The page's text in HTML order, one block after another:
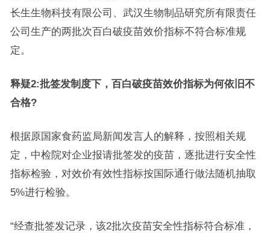
长生生物科技有限公司、武汉生物制品研究所有限责任
公司生产的两批次百白破疫苗效价指标不符合标准规
定。
释疑2:批签发制度下，百白破疫苗效价指标为何依旧不
合格?
根据原国家食药监局新闻发言人的解释，按照相关规
定，中检院对企业报请批签发的疫苗，逐批进行安全性
指标检验，对效价有效性指标按国际通行做法随机抽取
5%进行检验。
“经查批签发记录，该2批次疫苗安全性指标符合标准，